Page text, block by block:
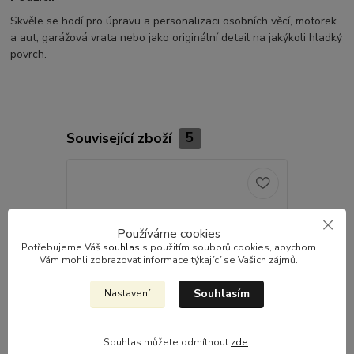
Skvěle se hodí pro úpravu a personalizaci osobních věcí, motorek
a aut, garážová vrata nebo jako originální detail na jakýkoli hladký
povrch.
Související zboží 5
Používáme cookies
Potřebujeme Váš souhlas s použitím souborů cookies, abychom
Vám mohli zobrazovat informace týkající se Vašich zájmů.
Nastavení Souhlasím
Souhlas můžete odmítnout zde.